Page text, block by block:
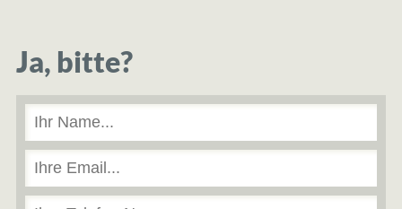
Ja, bitte?